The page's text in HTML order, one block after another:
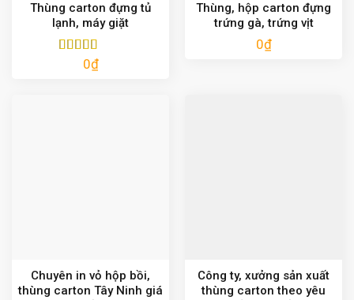
Thùng carton đựng tủ
lạnh, máy giặt
Được xếp
0₫
Thùng, hộp carton đựng
trứng gà, trứng vịt
0₫
Chuyên in vỏ hộp bồi,
thùng carton Tây Ninh giá
Công ty, xưởng sản xuất
thùng carton theo yêu